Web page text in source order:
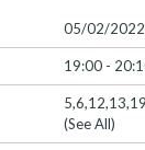
05/02/2022
19:00 -
(See All)